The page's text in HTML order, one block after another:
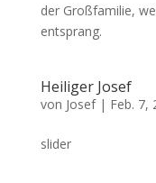
der Großfamilie,
entsprang.
Heiliger Josef
von Josef| Feb. 7,
slider